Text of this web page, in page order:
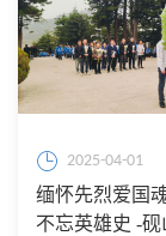
2025-04-01
缅怀先烈爱国
不忘英雄史 -砚